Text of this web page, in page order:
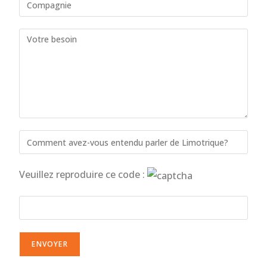
Veuillez reproduire ce code :